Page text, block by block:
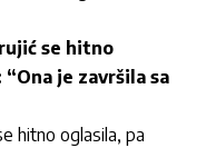
se hitno
je završila sa
hitno oglasila, pa